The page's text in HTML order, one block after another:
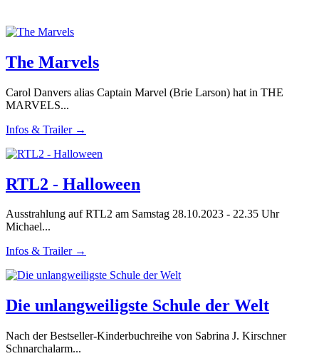
The Marvels
Carol Danvers alias Captain Marvel (Brie Larson) hat in THE
MARVELS...
Infos & Trailer →
RTL2 - Halloween
Ausstrahlung auf RTL2 am Samstag 28.10.2023 - 22.35 Uhr
Michael...
Infos & Trailer →
Die unlangweiligste Schule der Welt
Nach der Bestseller-Kinderbuchreihe von Sabrina J. Kirschner
Schnarchalarm...